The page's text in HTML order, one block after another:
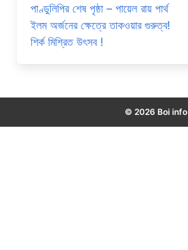
পাণ্ডুলিপির শেষ পৃষ্ঠা – পায়েল রায় পার্থ
ইলম অর্জনের ক্ষেত্রে তাকওয়ার গুরুত্ব!
শির্ক মিশ্রিত উৎসব !
© 2026 Boi info